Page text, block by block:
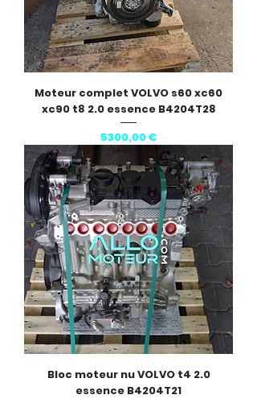
Moteur complet VOLVO s60 xc60
xc90 t8 2.0 essence B4204T28
Precio
5300,00 €
Bloc moteur nu VOLVO t4 2.0
essence B4204T21